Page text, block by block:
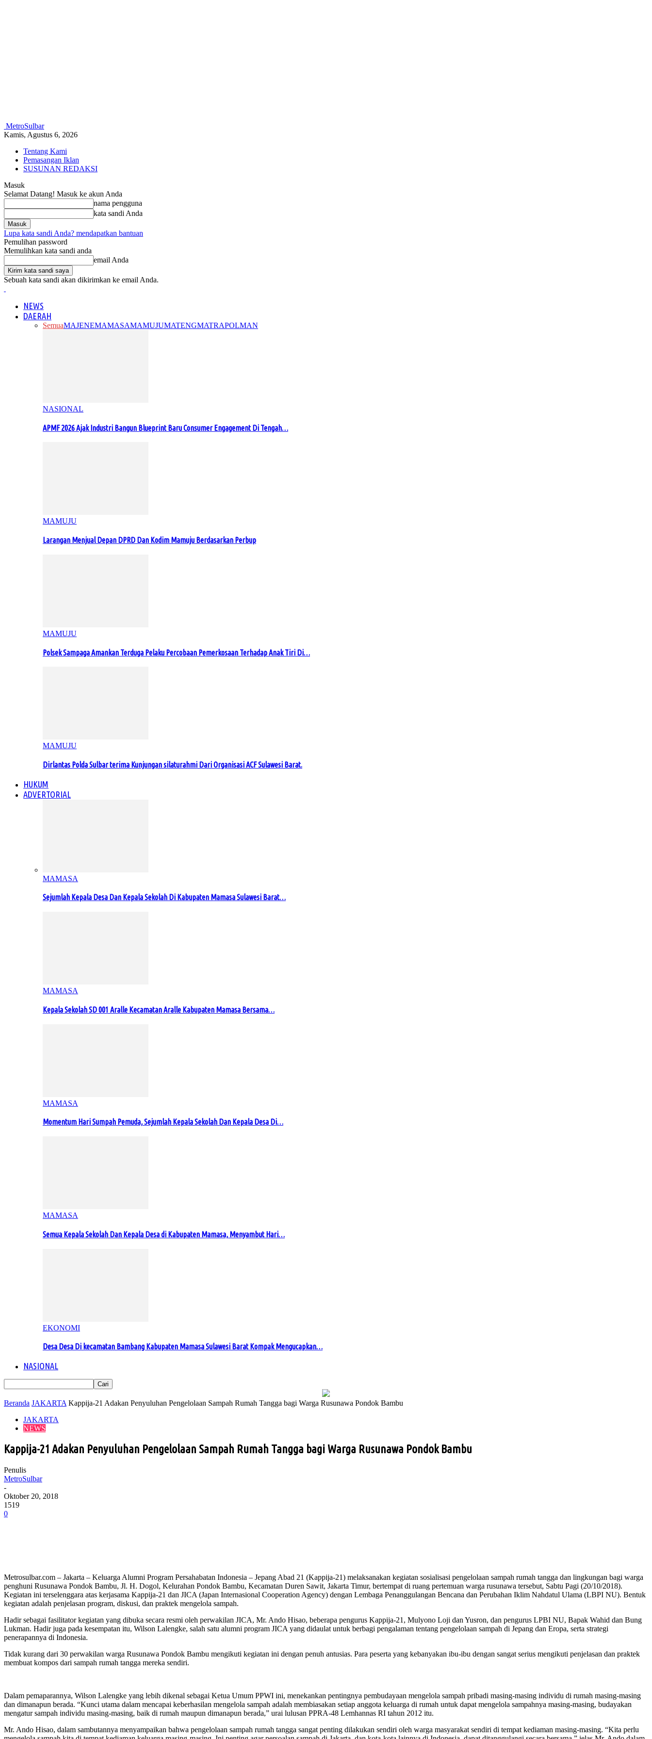
MetroSulbar
Kamis, Agustus 6, 2026
Tentang Kami
Pemasangan Iklan
SUSUNAN REDAKSI
Masuk
Selamat Datang! Masuk ke akun Anda
nama pengguna
kata sandi Anda
Lupa kata sandi Anda? mendapatkan bantuan
Pemulihan password
Memulihkan kata sandi anda
email Anda
Sebuah kata sandi akan dikirimkan ke email Anda.
NEWS
DAERAH
SemuaMAJENEMAMASAMAMUJUMATENGMATRAPOLMAN
NASIONAL
APMF 2026 Ajak Industri Bangun Blueprint Baru Consumer Engagement Di Tengah…
MAMUJU
Larangan Menjual Depan DPRD Dan Kodim Mamuju Berdasarkan Perbup
MAMUJU
Polsek Sampaga Amankan Terduga Pelaku Percobaan Pemerkosaan Terhadap Anak Tiri Di…
MAMUJU
Dirlantas Polda Sulbar terima Kunjungan silaturahmi Dari Organisasi ACF Sulawesi Barat.
HUKUM
ADVERTORIAL
MAMASA
Sejumlah Kepala Desa Dan Kepala Sekolah Di Kabupaten Mamasa Sulawesi Barat…
MAMASA
Kepala Sekolah SD 001 Aralle Kecamatan Aralle Kabupaten Mamasa Bersama…
MAMASA
Momentum Hari Sumpah Pemuda, Sejumlah Kepala Sekolah Dan Kepala Desa Di…
MAMASA
Semua Kepala Sekolah Dan Kepala Desa di Kabupaten Mamasa, Menyambut Hari…
EKONOMI
Desa Desa Di kecamatan Bambang Kabupaten Mamasa Sulawesi Barat Kompak Mengucapkan…
NASIONAL
Beranda JAKARTA Kappija-21 Adakan Penyuluhan Pengelolaan Sampah Rumah Tangga bagi Warga Rusunawa Pondok Bambu
JAKARTA
NEWS
Kappija-21 Adakan Penyuluhan Pengelolaan Sampah Rumah Tangga bagi Warga Rusunawa Pondok Bambu
Penulis
MetroSulbar
-
Oktober 20, 2018
1519
0
Metrosulbar.com – Jakarta – Keluarga Alumni Program Persahabatan Indonesia – Jepang Abad 21 (Kappija-21) melaksanakan kegiatan sosialisasi pengelolaan sampah rumah tangga dan lingkungan bagi warga
penghuni Rusunawa Pondok Bambu, Jl. H. Dogol, Kelurahan Pondok Bambu, Kecamatan Duren Sawit, Jakarta Timur, bertempat di ruang pertemuan warga rusunawa tersebut, Sabtu Pagi (20/10/2018).
Kegiatan ini terselenggara atas kerjasama Kappija-21 dan JICA (Japan Internasional Cooperation Agency) dengan Lembaga Penanggulangan Bencana dan Perubahan Iklim Nahdatul Ulama (LBPI NU). Bentuk
kegiatan adalah penjelasan program, diskusi, dan praktek mengelola sampah.
Hadir sebagai fasilitator kegiatan yang dibuka secara resmi oleh perwakilan JICA, Mr. Ando Hisao, beberapa pengurus Kappija-21, Mulyono Loji dan Yusron, dan pengurus LPBI NU, Bapak Wahid dan Bung
Lukman. Hadir juga pada kesempatan itu, Wilson Lalengke, salah satu alumni program JICA yang didaulat untuk berbagi pengalaman tentang pengelolaan sampah di Jepang dan Eropa, serta strategi
penerapannya di Indonesia.
Tidak kurang dari 30 perwakilan warga Rusunawa Pondok Bambu mengikuti kegiatan ini dengan penuh antusias. Para peserta yang kebanyakan ibu-ibu dengan sangat serius mengikuti penjelasan dan praktek
membuat kompos dari sampah rumah tangga mereka sendiri.
Dalam pemaparannya, Wilson Lalengke yang lebih dikenal sebagai Ketua Umum PPWI ini, menekankan pentingnya pembudayaan mengelola sampah pribadi masing-masing individu di rumah masing-masing
dan dimanapun berada. “Kunci utama dalam mencapai keberhasilan mengelola sampah adalah membiasakan setiap anggota keluarga di rumah untuk dapat mengelola sampahnya masing-masing, budayakan
mengatur sampah individu masing-masing, baik di rumah maupun dimanapun berada,” urai lulusan PPRA-48 Lemhannas RI tahun 2012 itu.
Mr. Ando Hisao, dalam sambutannya menyampaikan bahwa pengelolaan sampah rumah tangga sangat penting dilakukan sendiri oleh warga masyarakat sendiri di tempat kediaman masing-masing. “Kita perlu